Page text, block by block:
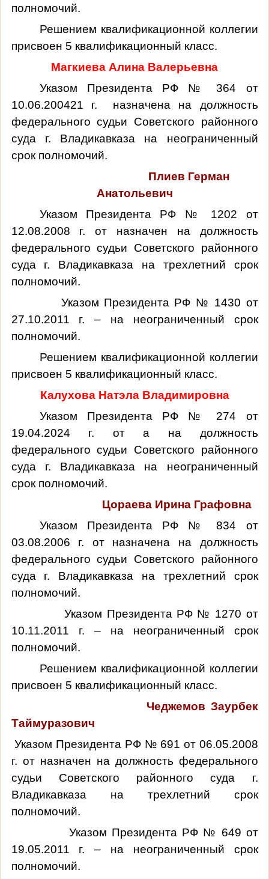
полномочий.
Решением квалификационной коллегии
присвоен 5 квалификационный класс.
Магкиева Алина Валерьевна
Указом Президента РФ № 364 от
10.06.200421 г. назначена на должность
федерального судьи Советского районного
суда г. Владикавказа на неограниченный
срок полномочий.
Плиев Герман
Анатольевич
Указом Президента РФ № 1202 от
12.08.2008 г. от назначен на должность
федерального судьи Советского районного
суда г. Владикавказа на трехлетний срок
полномочий.
Указом Президента РФ № 1430 от
27.10.2011 г. – на неограниченный срок
полномочий.
Решением квалификационной коллегии
присвоен 5 квалификационный класс.
Калухова Натэла Владимировна
Указом Президента РФ № 274 от
19.04.2024 г. от а на должность
федерального судьи Советского районного
суда г. Владикавказа на неограниченный
срок полномочий.
Цораева Ирина Графовна
Указом Президента РФ № 834 от
03.08.2006 г. от назначена на должность
федерального судьи Советского районного
суда г. Владикавказа на трехлетний срок
полномочий.
Указом Президента РФ № 1270 от
10.11.2011 г. – на неограниченный срок
полномочий.
Решением квалификационной коллегии
присвоен 5 квалификационный класс.
Чеджемов Заурбек
Таймуразович
Указом Президента РФ № 691 от 06.05.2008
г. от назначен на должность федерального
судьи Советского районного суда г.
Владикавказа на трехлетний срок
полномочий.
Указом Президента РФ № 649 от
19.05.2011 г. – на неограниченный срок
полномочий.